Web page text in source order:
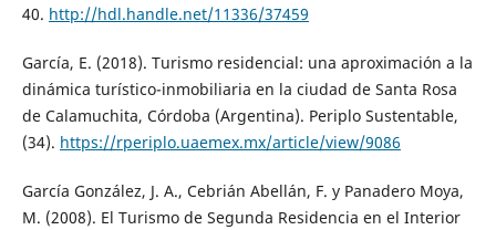
40. http://hdl.handle.net/11336/37459
García, E. (2018). Turismo residencial: una aproximación a la
dinámica turístico-inmobiliaria en la ciudad de Santa Rosa
de Calamuchita, Córdoba (Argentina). Periplo Sustentable,
(34). https://rperiplo.uaemex.mx/article/view/9086
García González, J. A., Cebrián Abellán, F. y Panadero Moya,
M. (2008). El Turismo de Segunda Residencia en el Interior